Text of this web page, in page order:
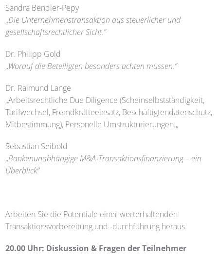
Sandra Bendler-Pepy
„Die Unternehmenstransaktion aus steuerlicher und
gesellschaftsrechtlicher Sicht.“
Dr. Philipp Gold
„Worauf die Beteiligten besonders achten müssen.“
Dr. Raimund Lange
„Arbeitsrechtliche Due Diligence (Scheinselbstständigkeit,
Tarifwechsel, Fremdkräfteeinsatz, Beschäftigtendatenschutz,
Mitbestimmung), Personelle Umstrukturierungen.„
Sebastian Seibold
„Bankenunabhängige M&A-Transaktionsfinanzierung – ein
Überblick”
Arbeiten Sie die Potentiale einer werterhaltenden
Transaktionsvorbereitung und -durchführung heraus.
20.00 Uhr: Diskussion & Fragen der Teilnehmer